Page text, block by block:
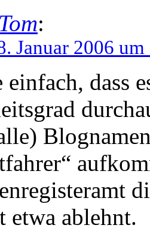
:
Januar 2006
dass
etwa ablehnt.